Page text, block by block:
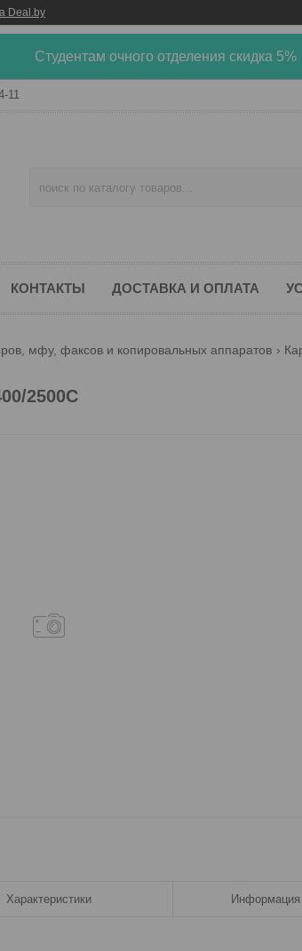
Deal.by
Студентам очного отделения скидка 5%
11
КОНТАКТЫ ДОСТАВКА И ОПЛАТА
мфу, факсов и копировальных аппаратов
2500C
Характеристики Информация